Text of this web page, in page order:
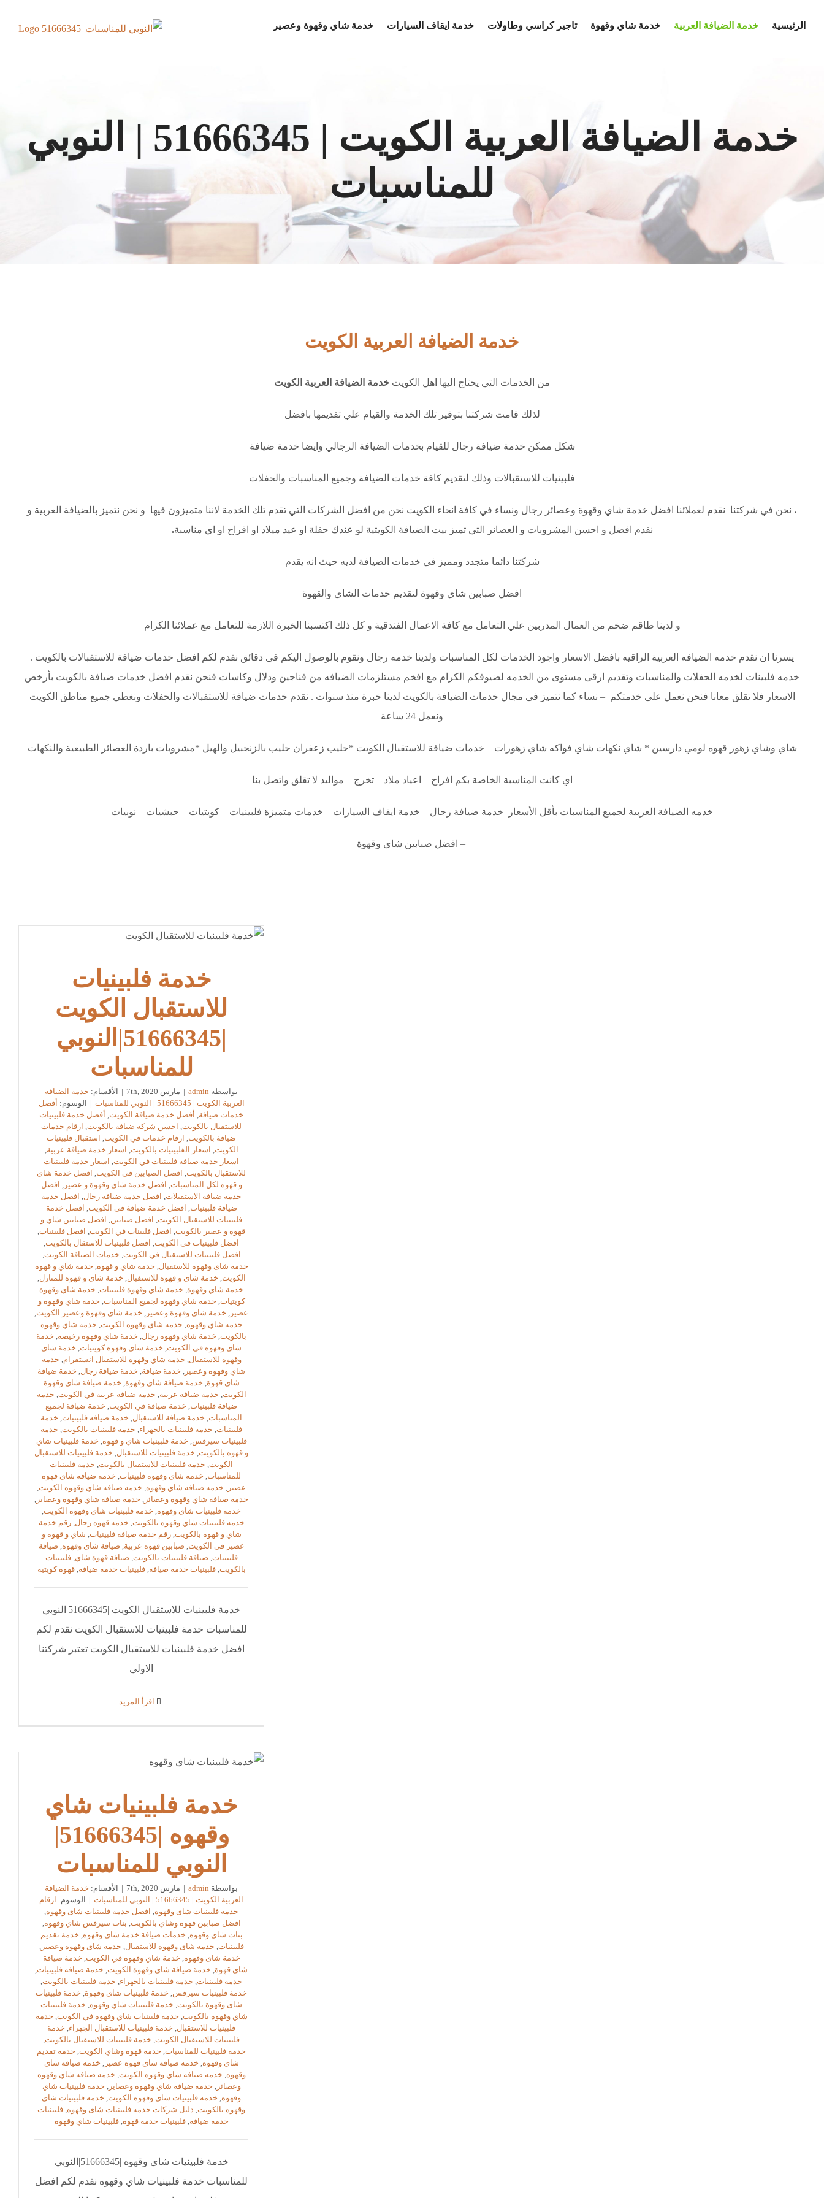
الرئيسية خدمة الضيافة العربية خدمة شاي وقهوة تاجير كراسي وطاولات خدمة ايقاف السيارات خدمة شاي وقهوة وعصير
خدمة الضيافة العربية الكويت | 51666345 | النوبي
للمناسبات
خدمة الضيافة العربية الكويت
من الخدمات التي يحتاج اليها اهل الكويت خدمة الضيافة العربية الكويت
لذلك قامت شركتنا بتوفير تلك الخدمة والقيام علي تقديمها بافضل
شكل ممكن خدمة ضيافة رجال للقيام بخدمات الضيافة الرجالي وايضا خدمة ضيافة
فلبينيات للاستقبالات وذلك لتقديم كافة خدمات الضيافة وجميع المناسبات والحفلات
، نحن في شركتنا نقدم لعملائنا افضل خدمة شاي وقهوة وعصائر رجال ونساء في كافة انحاء الكويت نحن من افضل الشركات التي تقدم تلك الخدمة لاننا متميزون فيها و نحن نتميز بالضيافة العربية و
نقدم افضل و احسن المشروبات و العصائر التي تميز بيت الضيافة الكويتية لو عندك حفلة او عيد ميلاد او افراح او اي مناسبة.
شركتنا دائما متجدد ومميز في خدمات الضيافة لديه حيث انه يقدم
افضل صبابين شاي وقهوة لتقديم خدمات الشاي والقهوة
و لدينا طاقم ضخم من العمال المدربين علي التعامل مع كافة الاعمال الفندقية و كل ذلك اكتسبنا الخبرة اللازمة للتعامل مع عملائنا الكرام
يسرنا ان نقدم خدمه الضيافه العربية الراقيه بافضل الاسعار واجود الخدمات لكل المناسبات ولدينا خدمه رجال ونقوم بالوصول اليكم فى دقائق نقدم لكم افضل خدمات ضيافة للاستقبالات بالكويت .
خدمه فلبينات لخدمه الحفلات والمناسبات وتقديم ارقى مستوى من الخدمه لضيوفكم الكرام مع افخم مستلزمات الضيافه من فناجين ودلال وكاسات فنحن نقدم افضل خدمات ضيافة بالكويت بأرخص
الاسعار فلا تقلق معانا فنحن نعمل على خدمتكم – نساء كما نتميز فى مجال خدمات الضيافة بالكويت لدينا خبرة منذ سنوات . نقدم خدمات ضيافة للاستقبالات والحفلات ونغطي جميع مناطق الكويت
ونعمل 24 ساعة
شاي وشاي زهور قهوه لومي دارسين * شاي نكهات شاي فواكه شاي زهورات – خدمات ضيافة للاستقبال الكويت *حليب زعفران حليب بالزنجبيل والهيل *مشروبات باردة العصائر الطبيعية والنكهات
اي كانت المناسبة الخاصة بكم افراح – اعياد ملاد – تخرج – مواليد لا تقلق واتصل بنا
خدمه الضيافة العربية لجميع المناسبات بأقل الأسعار خدمة ضيافة رجال – خدمة ايقاف السيارات – خدمات متميزة فلبينيات – كويتيات – حبشيات – نوبيات
– افضل صبابين شاي وقهوة
خدمة فلبينيات
للاستقبال الكويت
|51666345|النوبي
للمناسبات
بواسطة admin
| مارس 7th, 2020 | الأقسام: خدمة الضيافة
العربية الكويت | 51666345 | النوبي للمناسبات
| الوسوم: أفضل
خدمات ضيافة أفضل خدمة ضيافة الكويت, أفضل خدمة فلبينيات
للاستقبال بالكويت, احسن شركة ضيافة يالكويت, ارقام خدمات
ضيافة بالكويت, ارقام خدمات في الكويت, استقبال فلبينيات
الكويت اسعار الفلبينيات بالكويت اسعار خدمة ضيافة عربية
اسعار خدمة ضيافة فلبينيات في الكويت, اسعار خدمة فلبينيات
للاستقبال بالكويت, افضل الصبابين في الكويت, افضل خدمة شاي
و قهوه لكل المناسبات افضل خدمة شاي وقهوة و عصير
افضل
خدمة ضيافة الاستقبلات, افضل خدمة ضيافة رجال افضل خدمة
ضيافة فلبينيات افضل خدمة ضيافة في الكويت افضل خدمة
فلبينيات للاستقبال الكويت, افضل صبابين افضل صبابين شاي و
قهوه و عصير بالكويت, افضل فلبينات في الكويت, افضل فلبينيات,
افضل فلبينيات في الكويت, افضل فلبينيات للاستقال بالكويت,
افضل فلبينيات للاستقبال في الكويت خدمات الضيافة الكويت
خدمة شاى وقهوة للاستقبال خدمة شاي و قهوه خدمة شاي و قهوه
الكويت خدمة شاي و قهوه للاستقبال خدمة شاي و قهوه للمنازل
خدمة شاي وقهوة خدمة شاي وقهوة فلبينيات, خدمة شاي وقهوة
كويتيات خدمة شاي وقهوة لجميع المناسبات خدمة شاي وقهوة و
عصير
خدمة شاي وقهوة وعصير خدمة شاي وقهوة وعصير الكويت,
خدمة شاي وقهوه خدمة شاي وقهوه الكويت خدمة شاي وقهوه
بالكويت, خدمة شاي وقهوه رجال خدمة شاي وقهوه رخيصه خدمة
شاي وقهوه في الكويت, خدمة شاي وقهوه كويتيات, خدمة شاي
وقهوه للاستقبال خدمة شاي وقهوه للاستقبال انستقرام خدمة
شاي وقهوه وعصير
خدمة ضيافة خدمة ضيافة رجال خدمة ضيافة
شاي قهوة خدمة ضيافة شاي وقهوة خدمة ضيافة شاي وقهوة
الكويت خدمة ضيافة عربية خدمة ضيافة عربية في الكويت خدمة
ضيافة فلبينيات, خدمة ضيافة في الكويت, خدمة ضيافة لجميع
المناسبات, خدمة ضيافة للاستقبال خدمة ضيافه فلبينيات, خدمة
فلبينيات, خدمة فلبينيات بالجهراء خدمة فلبينيات بالكويت, خدمة
فلبينيات سيرفس خدمة فلبينيات شاي و قهوه خدمة فلبينيات شاي
و قهوه بالكويت, خدمة فلبينيات للاستقبال خدمة فلبينيات للاستقبال
الكويت, خدمة فلبينيات للاستقبال بالكويت, خدمة فلبينيات
للمناسبات, خدمه شاي وقهوه فلبينيات, خدمه ضيافه شاي قهوه
عصير
خدمه ضيافه شاي وقهوه خدمه ضيافه شاي وقهوه الكويت,
خدمه ضيافه شاي وقهوه وعصائر
خدمه ضيافه شاي وقهوه وعصاير
خدمه فلبينيات شاي وقهوه خدمه فلبينيات شاي وقهوه الكويت,
خدمه فلبينيات شاي وقهوه بالكويت خدمه قهوه رجال ,رقم خدمة
شاي و قهوه بالكويت ,رقم خدمة ضيافة فلبينيات شاي و قهوه و
عصير في الكويت صبابين قهوه عربية ضيافة شاي وقهوه ضيافة
فلبينيات ضيافة فلبينيات بالكويت ضيافة قهوة شاي ,فلبينيات
بالكويت ,فلبينيات خدمة ضيافة ,فلبينيات خدمة ضيافه ,قهوه كويتية
خدمة فلبينيات للاستقبال الكويت |51666345|النوبي
للمناسبات خدمة فلبينيات للاستقبال الكويت نقدم لكم
افضل خدمة فلبينيات للاستقبال الكويت تعتبر شركتنا
الاولي
خدمة فلبينيات شاي
وقهوه |51666345|
النوبي للمناسبات
بواسطة admin
| مارس 7th, 2020 | الأقسام: خدمة الضيافة
العربية الكويت | 51666345 | النوبي للمناسبات
| الوسوم: ارقام
خدمة فلبينيات شاى وقهوة افضل خدمة فلبينيات شاى وقهوة
افضل صبابين قهوه وشاي بالكويت بنات سيرفس شاي وقهوه
بنات شاي وقهوه خدمات ضيافة خدمة شاي وقهوه خدمة تقديم
فلبينيات خدمة شاى وقهوة للاستقبال خدمة شاى وقهوة وعصير
خدمة شاى وقهوه خدمة شاي وقهوه في الكويت خدمة ضيافة
شاي قهوة خدمة ضيافة شاي وقهوة الكويت, خدمة ضيافه فلبينيات,
خدمة فلبينيات, خدمة فلبينيات بالجهراء خدمة فلبينيات بالكويت,
خدمة فلبينيات سيرفس خدمة فلبينيات شاى وقهوة خدمة فلبينيات
شاى وقهوة بالكويت, خدمة فلبينيات شاي وقهوه خدمة فلبينيات
شاي وقهوه بالكويت خدمة فلبينيات شاي وقهوه في الكويت خدمة
فلبينيات للاستقبال خدمة فلبينيات للاستقبال الجهراء خدمة
فلبينيات للاستقبال الكويت, خدمة فلبينيات للاستقبال بالكويت,
خدمة فلبينيات للمناسبات, خدمة قهوه وشاي الكويت, خدمه تقديم
شاي وقهوه خدمه ضيافه شاي قهوه عصير
خدمه ضيافه شاي
وقهوه خدمه ضيافه شاي وقهوه الكويت خدمه ضيافه شاي وقهوه
وعصائر
خدمه ضيافه شاي وقهوه وعصاير
خدمه فلبينيات شاي
وقهوه خدمه فلبينيات شاي وقهوه الكويت, خدمه فلبينيات شاي
وقهوه بالكويت, دليل شركات خدمة فلبينيات شاى وقهوة فلبينيات
خدمة ضيافة ,فلبينيات خدمة قهوه ,فلبينيات شاي وقهوه
خدمة فلبينيات شاي وقهوه |51666345|النوبي
للمناسبات خدمة فلبينيات شاي وقهوه نقدم لكم افضل